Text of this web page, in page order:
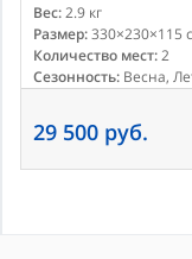
Вес:2.9 кг
Размер:330×230×115
Количество мест:2
Сезонность: Весна,
29 500 руб.